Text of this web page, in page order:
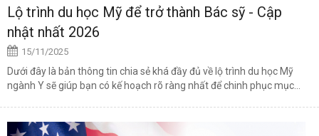
Lộ trình du học Mỹ để trở thành Bác sỹ - Cập
nhật nhất 2026
15/11/2025
Dưới đây là bản thông tin chia sẻ khá đầy đủ về lộ trình du học Mỹ
ngành Y sẽ giúp bạn có kế hoạch rõ ràng nhất để chinh phục mục...